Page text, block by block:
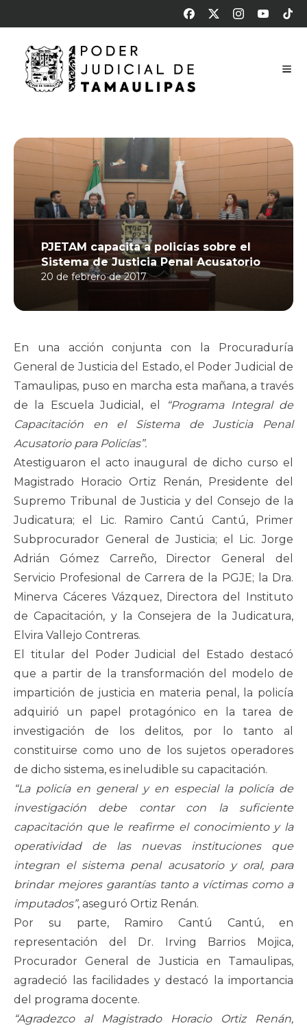
PJETAM capacita a policías sobre el
Sistema de Justicia Penal Acusatorio
20 de febrero de 2017
En una acción conjunta con la Procuraduría
General de Justicia del Estado, el Poder Judicial de
Tamaulipas, puso en marcha esta mañana, a través
de la Escuela Judicial, el
“Programa Integral de
Capacitación en el Sistema de Justicia Penal
Acusatorio para Policías”.
Atestiguaron el acto inaugural de dicho curso el
Magistrado Horacio Ortiz Renán, Presidente del
Supremo Tribunal de Justicia y del Consejo de la
Judicatura; el Lic. Ramiro Cantú Cantú, Primer
Subprocurador General de Justicia; el Lic. Jorge
Adrián Gómez Carreño, Director General del
Servicio Profesional de Carrera de la PGJE; la Dra.
Minerva Cáceres Vázquez, Directora del Instituto
de Capacitación, y la Consejera de la Judicatura,
Elvira Vallejo Contreras.
El titular del Poder Judicial del Estado destacó
que a partir de la transformación del modelo de
impartición de justicia en materia penal, la policía
adquirió un papel protagónico en la tarea de
investigación de los delitos, por lo tanto al
constituirse como uno de los sujetos operadores
de dicho sistema, es ineludible su capacitación.
“La policía en general y en especial la policía de
investigación debe contar con la suficiente
capacitación que le reafirme el conocimiento y la
operatividad de las nuevas instituciones que
integran el sistema penal acusatorio y oral, para
brindar mejores garantías tanto a víctimas como a
imputados”, aseguró Ortiz Renán.
Por su parte, Ramiro Cantú Cantú, en
representación del Dr. Irving Barrios Mojica,
Procurador General de Justicia en Tamaulipas,
agradeció las facilidades y destacó la importancia
del programa docente.
“Agradezco al Magistrado Horacio Ortiz Renán,